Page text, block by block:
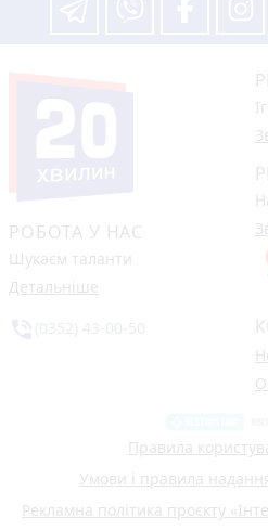
РОБОТА У НАС
Шукаєм таланти
Детальніше
Правила
Умови і правила
Рекламна політика проєкту